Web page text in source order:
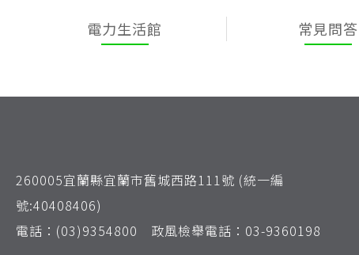
電力生活館 常見問答
260005宜蘭縣宜蘭市舊城西路111號 (統一編
號:40408406)
電話：(03)9354800 政風檢舉電話：03-9360198